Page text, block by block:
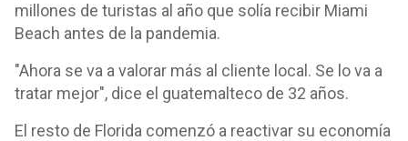
millones de turistas al año que solía recibir Miami
Beach antes de la pandemia.
"Ahora se va a valorar más al cliente local. Se lo va a
tratar mejor", dice el guatemalteco de 32 años.
El resto de Florida comenzó a reactivar su economía